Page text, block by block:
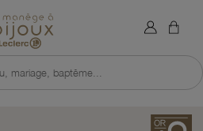
Retour à l'accueil du site
mariage, baptême...
×